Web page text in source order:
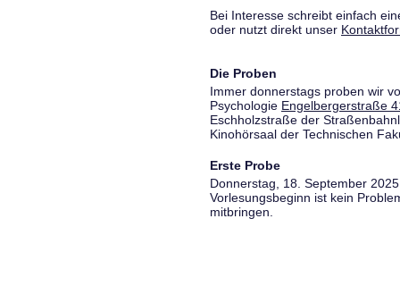
Bei Interesse schreibt einfach
oder nutzt direkt unser
Die Proben
Immer donnerstags proben wir
Psychologie Engelbergerstraße
Eschholzstraße der
Kinohörsaal der Technischen
Erste Probe
Donnerstag, 18. September
Vorlesungsbeginn ist kein
mitbringen.